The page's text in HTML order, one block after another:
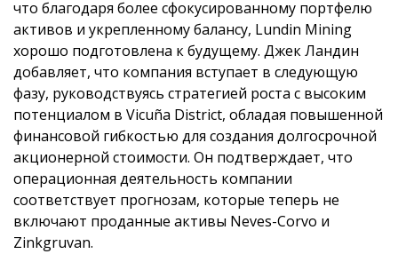
что благодаря более сфокусированному портфелю
активов и укрепленному балансу, Lundin Mining
хорошо подготовлена к будущему. Джек Ландин
добавляет, что компания вступает в следующую
фазу, руководствуясь стратегией роста с высоким
потенциалом в Vicuña District, обладая повышенной
финансовой гибкостью для создания долгосрочной
акционерной стоимости. Он подтверждает, что
операционная деятельность компании
соответствует прогнозам, которые теперь не
включают проданные активы Neves-Corvo и
Zinkgruvan.